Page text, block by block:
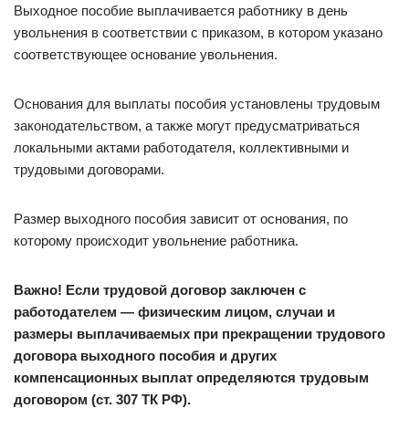
Выходное пособие выплачивается работнику в день
увольнения в соответствии с приказом, в котором указано
соответствующее основание увольнения.
Основания для выплаты пособия установлены трудовым
законодательством, а также могут предусматриваться
локальными актами работодателя, коллективными и
трудовыми договорами.
Размер выходного пособия зависит от основания, по
которому происходит увольнение работника.
Важно! Если трудовой договор заключен с
работодателем — физическим лицом, случаи и
размеры выплачиваемых при прекращении трудового
договора выходного пособия и других
компенсационных выплат определяются трудовым
договором (ст. 307 ТК РФ).